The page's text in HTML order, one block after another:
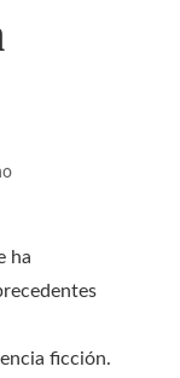
ha
ficción.